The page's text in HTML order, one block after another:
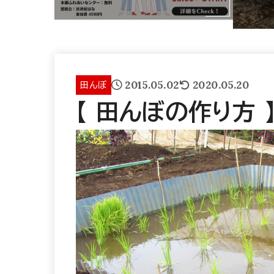
田んぼ 2015.05.02 2020.05.20
【 田んぼの作り方